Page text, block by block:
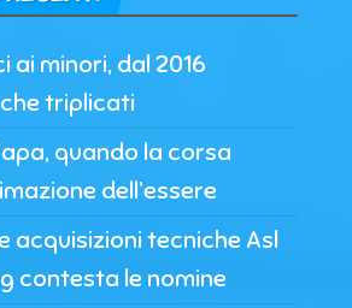
ai minori, dal 2016
triplicati
quando la corsa
dell’essere
acquisizioni tecniche Asl
contesta le nomine